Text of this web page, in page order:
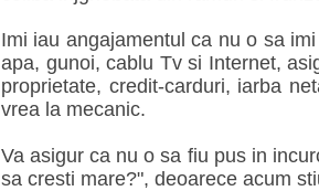
Imi iau angajamentul ca nu o sa
apa, gunoi, cablu Tv si Internet,
proprietate, credit-carduri, iarba
vrea la mecanic.
Va asigur ca nu o sa fiu pus in
sa cresti mare?", deoarece acum